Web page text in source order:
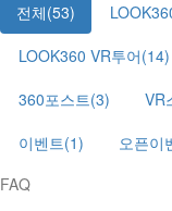
전체(53)
LOOK360 VR투어(14)
360포스트(3)
VR
이벤트(1)
오픈이
FAQ